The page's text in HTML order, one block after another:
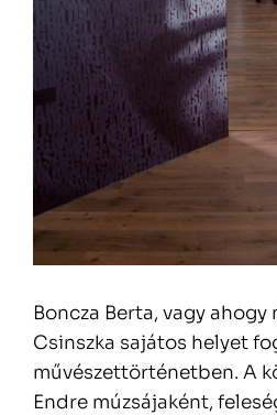
Boncza Berta, vagy
Csinszka sajátos helyet
művészettörténetben. A
Endre múzsájaként,